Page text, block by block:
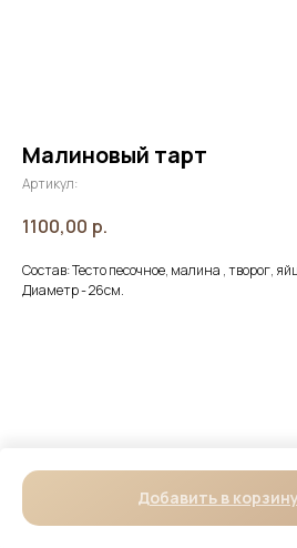
Малиновый тарт
Артикул:
1100,00 р.
Добавить в корзину
Состав: Тесто песочное, малина , творог,
Диаметр - 26см.